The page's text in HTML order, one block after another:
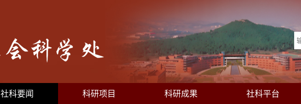
社科要闻 科研项目 科研成果 社科平台